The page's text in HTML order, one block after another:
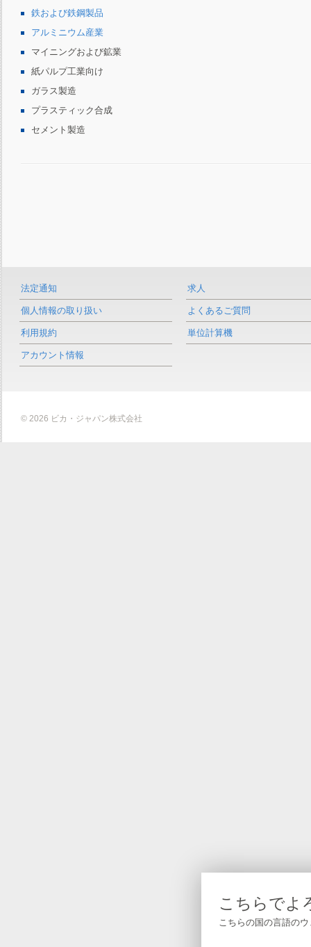
鉄および鉄鋼製品
アルミニウム産業
マイニングおよび鉱業
紙パルプ工業向け
ガラス製造
プラスティック合成
セメント製造
法定通知
個人情報の取り扱い
利用規約
アカウント情報
求人
よくあるご質問
単位計算機
© 2026 ビカ・ジャパン株式会社
こちらでよ
こちらの国の言語の